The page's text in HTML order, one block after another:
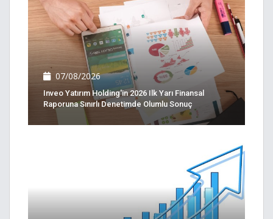
07/08/2026
Inveo Yatırım Holding'in 2026 Ilk Yarı Finansal
Raporuna Sınırlı Denetimde Olumlu Sonuç